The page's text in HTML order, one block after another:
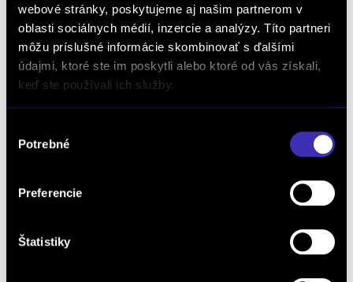
webové stránky, poskytujeme aj našim partnerom v
oblasti sociálnych médií, inzercie a analýzy. Títo partneri
môžu príslušné informácie skombinovať s ďalšími
údajmi, ktoré ste im poskytli alebo ktoré od vás získali,
keď ste používali ich služby.
súhlasu
Potrebné
Preferencie
Štatistiky
Pobočka: *